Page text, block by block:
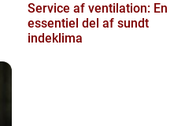
Service af ventilation: En
essentiel del af sundt
indeklima